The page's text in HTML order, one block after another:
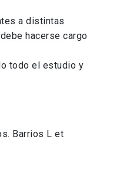
a distintas
hacerse cargo
todo el estudio y
Barrios L et